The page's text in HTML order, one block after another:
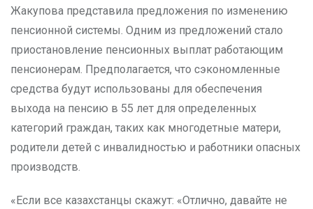
Жакупова представила предложения по изменению
пенсионной системы. Одним из предложений стало
приостановление пенсионных выплат работающим
пенсионерам. Предполагается, что сэкономленные
средства будут использованы для обеспечения
выхода на пенсию в 55 лет для определенных
категорий граждан, таких как многодетные матери,
родители детей с инвалидностью и работники опасных
производств.
«Если все казахстанцы скажут: «Отлично, давайте не